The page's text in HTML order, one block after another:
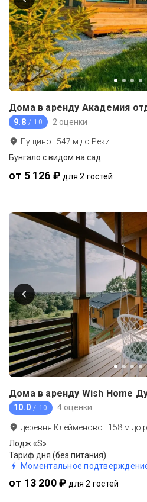
Дома в аренду Академия
9.8 / 10 2 оценки
Пущино · 547 м до Реки
Бунгало с видом на сад
от 5 126 ₽ для 2 гостей
Дома в аренду Wish Home
10.0 / 10 4 оценки
деревня Клейменово · 158 м до
Лодж «S»
Тариф дня (без питания)
Моментальное
от 13 200 ₽ для 2 гостей